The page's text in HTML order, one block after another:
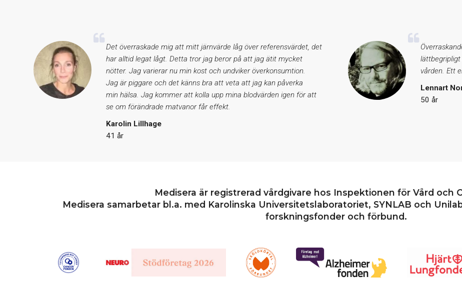
Det överraskade mig att mitt järnvärde låg över referensvärdet, det
har alltid legat lågt. Detta tror jag beror på att jag ätit mycket
nötter. Jag varierar nu min kost och undviker överkonsumtion.
Jag är piggare och det känns bra att veta att jag kan påverka
min hälsa. Jag kommer att kolla upp mina blodvärden igen för att
se om förändrade matvanor får effekt.
Karolin Lillhage
41 år
vården. Ett
Lennart
50 år
Medisera är registrerad vårdgivare hos Inspektionen för Vård och
Medisera samarbetar bl.a. med Karolinska Universitetslaboratoriet, SYNLAB och
forskningsfonder och förbund.